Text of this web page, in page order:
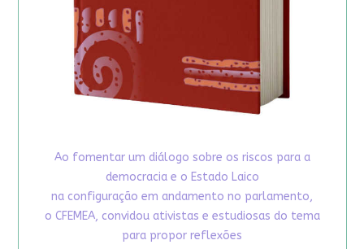
Ao fomentar um diálogo sobre os riscos para a
democracia e o Estado Laico
na configuração em andamento no parlamento,
o CFEMEA, convidou ativistas e estudiosas do tema
para propor reflexões